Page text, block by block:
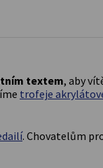
textem, aby
trofeje
. Chovatelům